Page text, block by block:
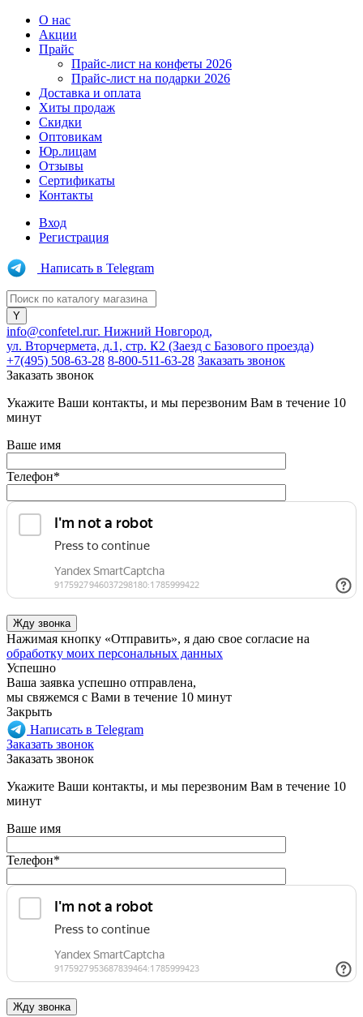
О нас
Акции
Прайс
Прайс-лист на конфеты 2026
Прайс-лист на подарки 2026
Доставка и оплата
Хиты продаж
Скидки
Оптовикам
Юр.лицам
Отзывы
Сертификаты
Контакты
Вход
Регистрация
Написать в Telegram
info@confetel.ruг. Нижний Новгород,
ул. Вторчермета, д.1, стр. К2 (Заезд с Базового проезда)
+7(495) 508-63-28 8-800-511-63-28 Заказать звонок
Заказать звонок
Укажите Ваши контакты, и мы перезвоним Вам в течение 10
минут
Ваше имя
Телефон*
Нажимая кнопку «Отправить», я даю свое согласие на
обработку моих персональных данных
Успешно
Ваша заявка успешно отправлена,
мы свяжемся с Вами в течение 10 минут
Закрыть
Написать в Telegram
Заказать звонок
Заказать звонок
Укажите Ваши контакты, и мы перезвоним Вам в течение 10
минут
Ваше имя
Телефон*